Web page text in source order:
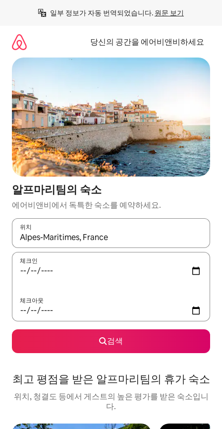
일부 정보가 자동 번역되었습니다. 원문 보기
당신의 공간을 에어비앤비하세요
알프마리팀의 숙소
에어비앤비에서 독특한 숙소를 예약하세요.
위치
결과가 나오면 위·아래 화살표 키를 사용하거나 터치 또는 스와이
체크인
체크아웃
검색
최고 평점을 받은 알프마리팀의 휴가 숙소
위치, 청결도 등에서 게스트의 높은 평가를 받은 숙소입니
다.